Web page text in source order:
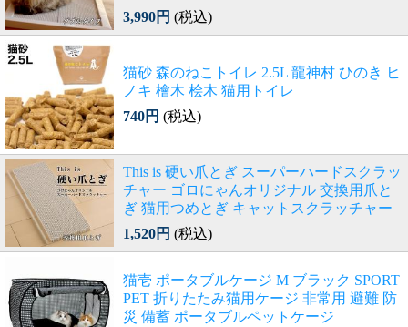
3,990円 (税込)
猫砂 森のねこトイレ 2.5L 龍神村 ひのき ヒ
ノキ 檜木 桧木 猫用トイレ
740円 (税込)
This is 硬い爪とぎ スーパーハードスクラッ
チャー ゴロにゃんオリジナル 交換用爪と
ぎ 猫用つめとぎ キャットスクラッチャー
1,520円 (税込)
猫壱 ポータブルケージ M ブラック SPORT
PET 折りたたみ猫用ケージ 非常用 避難 防
災 備蓄 ポータブルペットケージ